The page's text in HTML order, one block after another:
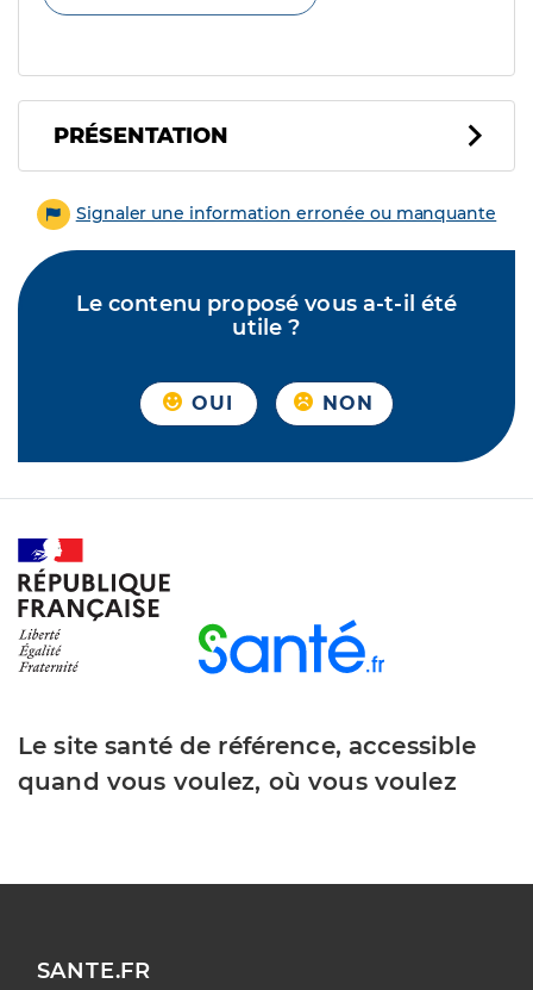
PRÉSENTATION
Signaler une information erronée ou manquante
Le contenu proposé vous a-t-il été
utile ?
OUI NON
Le site santé de référence, accessible
quand vous voulez, où vous voulez
SANTE.FR